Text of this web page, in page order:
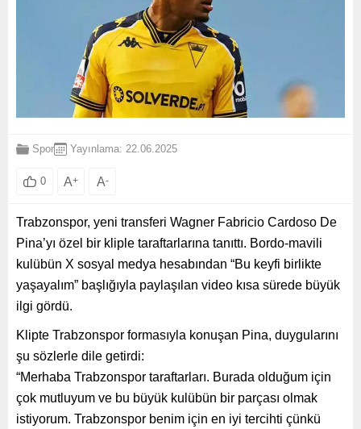
Spor Yayınlama: 22.06.2025
0 A+ A-
Trabzonspor, yeni transferi Wagner Fabricio Cardoso De
Pina’yı özel bir kliple taraftarlarına tanıttı. Bordo-mavili
kulübün X sosyal medya hesabından “Bu keyfi birlikte
yaşayalım” başlığıyla paylaşılan video kısa sürede büyük
ilgi gördü.
Klipte Trabzonspor formasıyla konuşan Pina, duygularını
şu sözlerle dile getirdi:
“Merhaba Trabzonspor taraftarları. Burada olduğum için
çok mutluyum ve bu büyük kulübün bir parçası olmak
istiyorum. Trabzonspor benim için en iyi tercihti çünkü